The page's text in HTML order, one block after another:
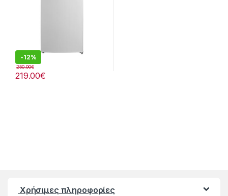
-12%
219.00€
250.00€
Χρήσιμες πληροφορίες